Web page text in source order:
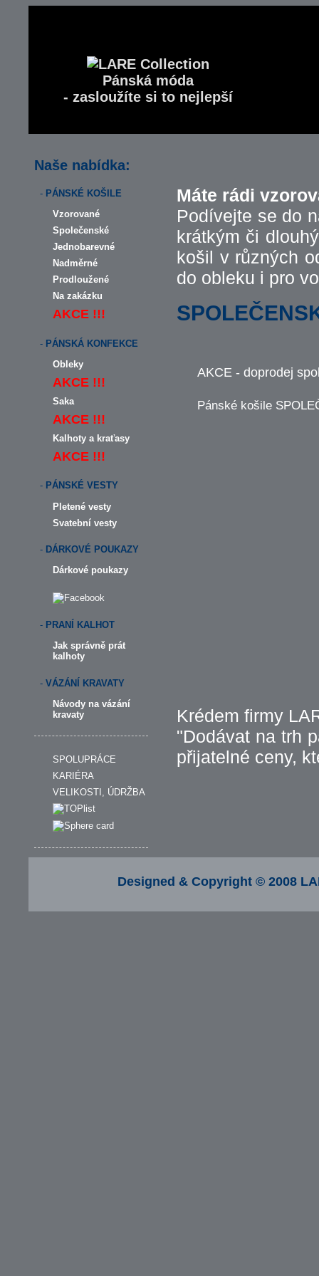
Pánská móda
- zasloužíte si to nejlepší
Naše nabídka:
- PÁNSKÉ KOŠILE
Vzorované
Společenské
Jednobarevné
Nadměrné
Prodloužené
Na zakázku
AKCE !!!
- PÁNSKÁ KONFEKCE
Obleky
AKCE !!!
Saka
AKCE !!!
Kalhoty a kraťasy
AKCE !!!
- PÁNSKÉ VESTY
Pletené vesty
Svatební vesty
- DÁRKOVÉ POUKAZY
Dárkové poukazy
- PRANÍ KALHOT
Jak správně prát
kalhoty
- VÁZÁNÍ KRAVATY
Návody na vázání
kravaty
SPOLUPRÁCE
KARIÉRA
VELIKOSTI, ÚDRŽBA
Máte rádi
Podívejte se do
krátkým či
košil v různých
do obleku i pro
AKCE - doprodej
Pánské košile
Krédem firmy
"Dodávat na trh
přijatelné ceny,
Designed & Copyright © 2008